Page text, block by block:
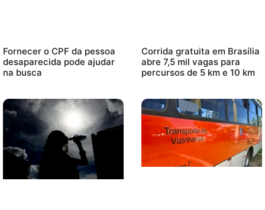
Fornecer o CPF da pessoa
desaparecida pode ajudar
na busca
Corrida gratuita em Brasília
abre 7,5 mil vagas para
percursos de 5 km e 10 km